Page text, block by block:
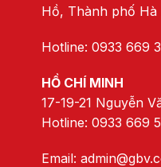
Hồ, Thành phố Hà
Hotline: 0933 669
HỒ CHÍ MINH
17-19-21 Nguyễn
Hotline: 0933 669
Email: